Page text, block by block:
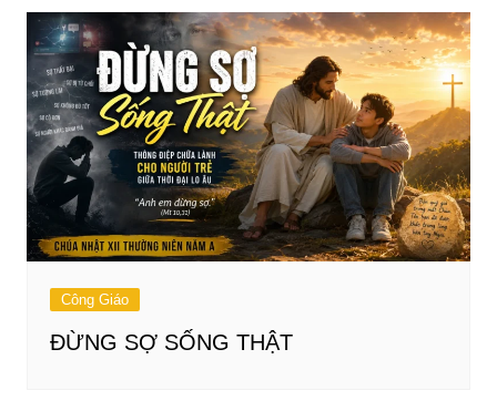
Công Giáo
ĐỪNG SỢ SỐNG THẬT